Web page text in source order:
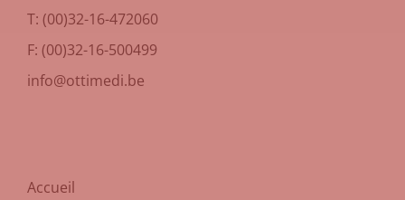
Accueil
T: (00)32-16-472060
F: (00)32-16-500499
info@ottimedi.be